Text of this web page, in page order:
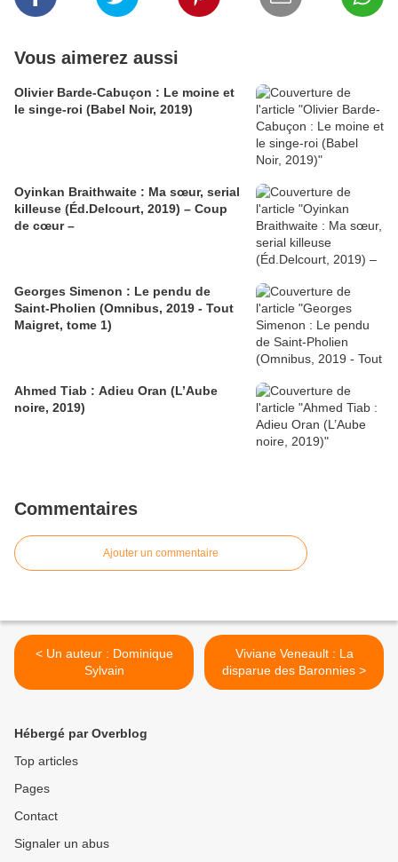
Vous aimerez aussi
Olivier Barde-Cabuçon : Le moine et
le singe-roi (Babel Noir, 2019)
Oyinkan Braithwaite : Ma sœur, serial
killeuse (Éd.Delcourt, 2019) – Coup
de cœur –
Georges Simenon : Le pendu de
Saint-Pholien (Omnibus, 2019 - Tout
Maigret, tome 1)
Ahmed Tiab : Adieu Oran (L’Aube
noire, 2019)
Commentaires
Ajouter un commentaire
< Un auteur : Dominique
Sylvain
Viviane Veneault : La
disparue des Baronnies >
Hébergé par Overblog
Top articles
Pages
Contact
Signaler un abus